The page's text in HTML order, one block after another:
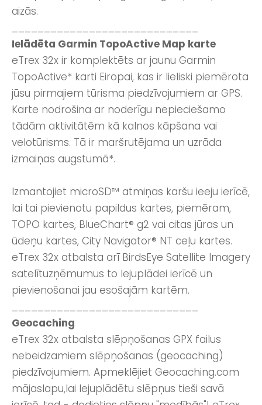
aizās.
Ielādēta Garmin TopoActive Map karte
eTrex 32x ir komplektēts ar jaunu Garmin
TopoActive* karti Eiropai, kas ir lieliski piemērota
jūsu pirmajiem tūrisma piedzīvojumiem ar GPS.
Karte nodrošina ar noderīgu nepieciešamo
tādām aktivitātēm kā kalnos kāpšana vai
velotūrisms. Tā ir maršrutējama un uzrāda
izmaiņas augstumā*.
Izmantojiet microSD™ atmiņas karšu ieeju ierīcē,
lai tai pievienotu papildus kartes, piemēram,
TOPO kartes, BlueChart® g2 vai citas jūras un
ūdeņu kartes, City Navigator® NT ceļu kartes.
eTrex 32x atbalsta arī BirdsEye Satellite Imagery
satelītuzņēmumus to lejuplādei ierīcē un
pievienošanai jau esošajām kartēm.
Geocaching
eTrex 32x atbalsta slēpņošanas GPX failus
nebeidzamiem slēpņošanas (geocaching)
piedzīvojumiem. Apmeklējiet Geocaching.com
mājaslapu,lai lejuplādētu slēpņus tieši savā